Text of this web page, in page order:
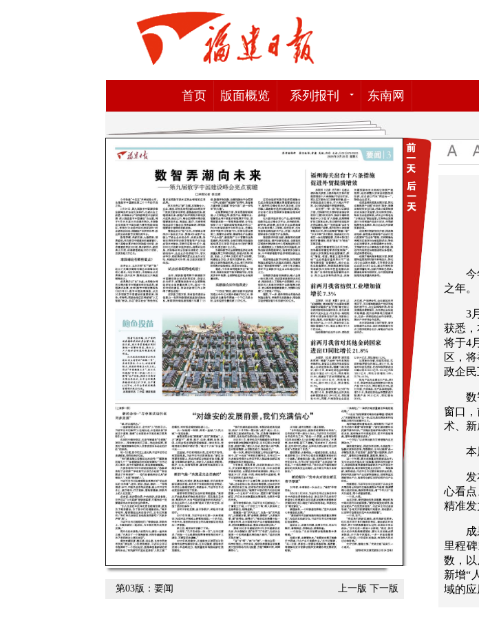
首页 版面概览 系列报刊 东南网
第03版：要闻 上一版 下一版
之年。
3
获悉
将于4
区，
政企民
窗口
术、新
本
心看
精准发
里程
数，
新增“
域的应